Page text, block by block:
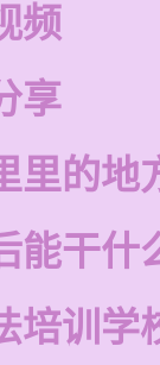
频
享
里的地
能干什
培训学